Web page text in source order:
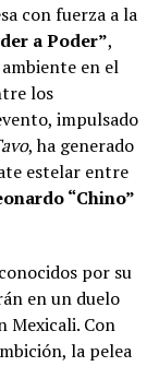
con fuerza a la
a Poder”,
en el
los
impulsado
, ha generado
estelar entre
“Chino”
por su
en un duelo
Mexicali. Con
la pelea